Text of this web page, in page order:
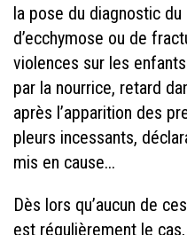
la pose du diagnostic du
d’ecchymose ou de
violences sur les
par la nourrice, retard
après l’apparition des
pleurs incessants,
mis en cause...
Dès lors qu’aucun de
est régulièrement le cas,